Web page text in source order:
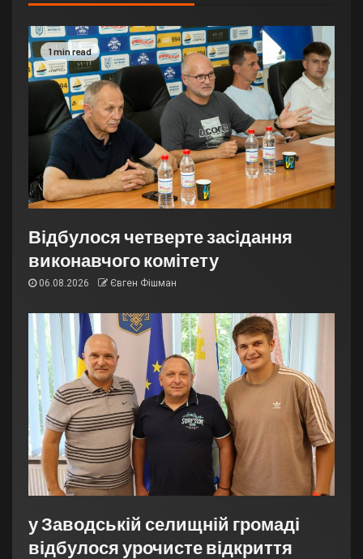
1 min read
Відбулося четверте засідання
виконавчого комітету
06.08.2026 Євген Фішман
у Заводській селищній громаді
відбулося урочисте відкриття